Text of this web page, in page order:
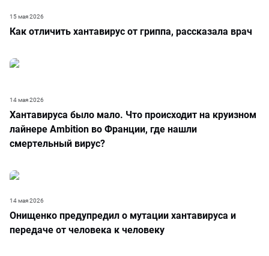
Как отличить хантавирус от гриппа, рассказала врач
15 мая 2026
Хантавируса было мало. Что происходит на круизном
лайнере Ambition во Франции, где нашли
смертельный вирус?
14 мая 2026
Онищенко предупредил о мутации хантавируса и
передаче от человека к человеку
14 мая 2026